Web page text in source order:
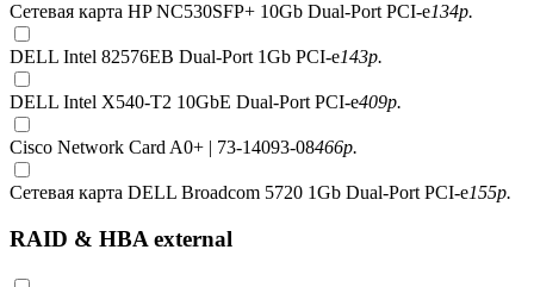
Сетевая карта HP NC530SFP+ 10Gb Dual-Port PCI-e134р.
DELL Intel 82576EB Dual-Port 1Gb PCI-e143р.
DELL Intel X540-T2 10GbE Dual-Port PCI-e409р.
Cisco Network Card A0+ | 73-14093-08466р.
Сетевая карта DELL Broadcom 5720 1Gb Dual-Port PCI-e155р.
RAID & HBA external